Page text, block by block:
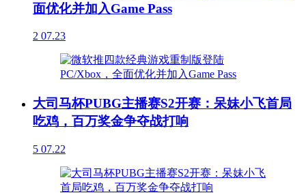
面优化并加入Game Pass
2 07.23
大司马杯PUBG主播赛S2开赛：呆妹小飞首局
吃鸡，百万奖金争夺战打响
5 07.22